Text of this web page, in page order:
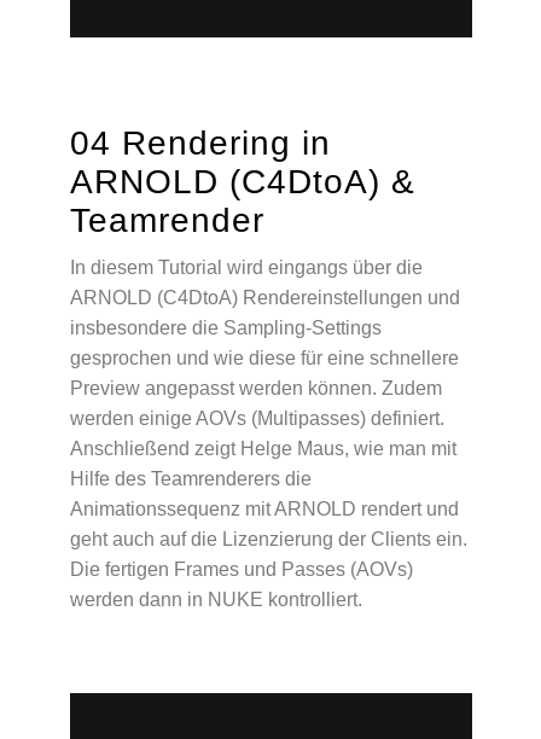
04 Rendering in
ARNOLD (C4DtoA) &
Teamrender
In diesem Tutorial wird eingangs über die
ARNOLD (C4DtoA) Rendereinstellungen und
insbesondere die Sampling-Settings
gesprochen und wie diese für eine schnellere
Preview angepasst werden können. Zudem
werden einige AOVs (Multipasses) definiert.
Anschließend zeigt Helge Maus, wie man mit
Hilfe des Teamrenderers die
Animationssequenz mit ARNOLD rendert und
geht auch auf die Lizenzierung der Clients ein.
Die fertigen Frames und Passes (AOVs)
werden dann in NUKE kontrolliert.